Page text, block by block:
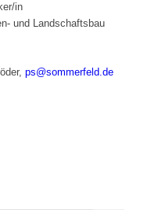
in
und Landschaftsbau
ps@sommerfeld.de